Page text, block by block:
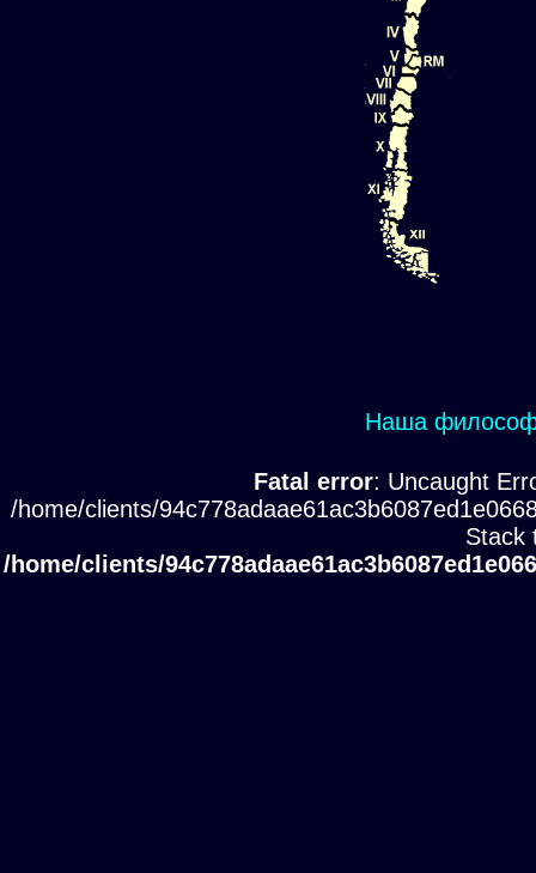
Наша
Fatal error: Uncaught
/home/clients/
Stack
/home/clients/